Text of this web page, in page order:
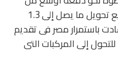
قبل الدولة المصرية لتشجيع تحويل ما يصل إلى 1.3
باستمرار مصر فى تقديم
إلى المركبات التى